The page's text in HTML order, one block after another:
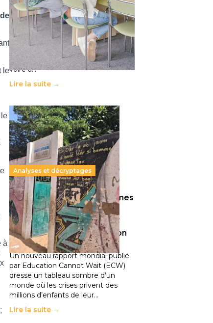
le
à
11 juillet 2026- National
Le projet de loi sur la régulation de
l’enseignement supérieur privé met
en lumière l’amplification d’un
système qui relègue l’acte
pédagogique au superfétatoire,
voire à…
Lire la suite →
Analyses et décryptages
258 millions d’enfants victimes
de la guerre, des chocs
climatiques et des
déplacements de population
11 juillet 2026 -National
Un nouveau rapport mondial publié
par Education Cannot Wait (ECW)
dresse un tableau sombre d’un
monde où les crises privent des
millions d’enfants de leur…
Lire la suite →